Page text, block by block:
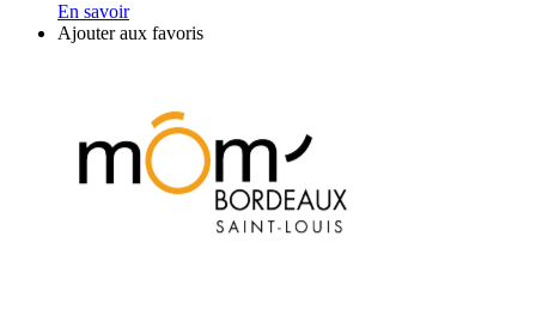
En savoir
Ajouter aux favoris